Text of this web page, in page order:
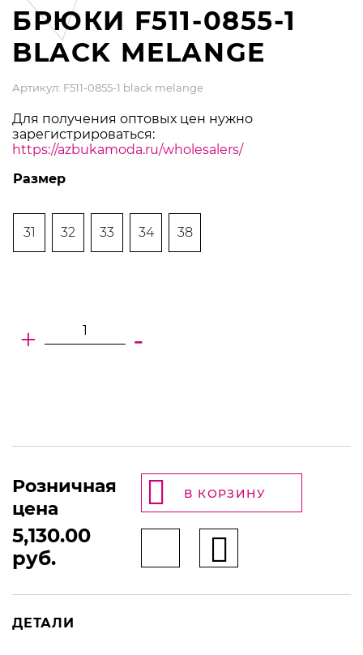
БРЮКИ F511-0855-1
BLACK MELANGE
Артикул: F511-0855-1 black melange
Для получения оптовых цен нужно
зарегистрироваться:
https://azbukamoda.ru/wholesalers/
Размер
31 32 33 34 38
+ -
Розничная
цена
5,130.00
руб.
В КОРЗИНУ
ДЕТАЛИ